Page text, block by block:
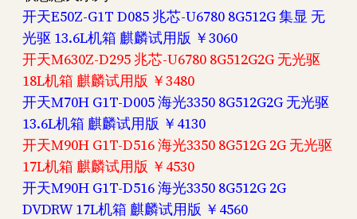
开天E50Z-G1T D085 兆芯-U6780 8G512G 集显 无
光驱 13.6L机箱 麒麟试用版 ￥3060
开天M630Z-D295 兆芯-U6780 8G512G2G 无光驱
18L机箱 麒麟试用版 ￥3480
开天M70H G1T-D005 海光3350 8G512G2G 无光驱
13.6L机箱 麒麟试用版 ￥4130
开天M90H G1T-D516 海光3350 8G512G 2G 无光驱
17L机箱 麒麟试用版 ￥4530
开天M90H G1T-D516 海光3350 8G512G 2G
DVDRW 17L机箱 麒麟试用版 ￥4560